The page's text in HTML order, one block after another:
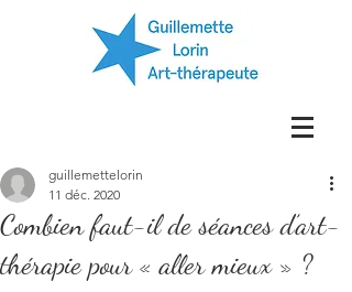
Combien faut-il de séances d’art-
thérapie pour « aller mieux » ?
guillemettelorin
11 déc. 2020